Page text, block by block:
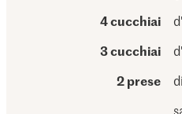
4 cucchiai
3 cucchiai
2 prese